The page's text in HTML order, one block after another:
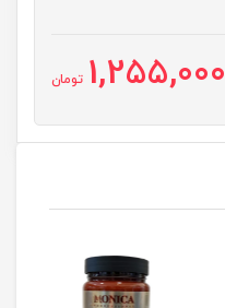
1,255,000 تومان